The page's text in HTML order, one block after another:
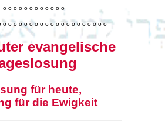
o o o o o o o o o o o o
o o o o o o o o o o o o o o o o o o o o
evangelische
für heute,
für die Ewigkeit